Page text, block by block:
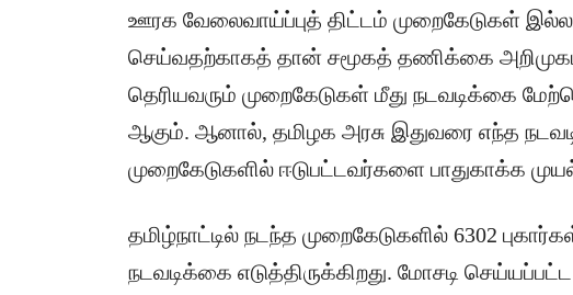
ஊரக வேலைவாய்ப்புத் திட்டம் முறைகேடுகள்
செய்வதற்காகத் தான் சமூகத் தணிக்கை
தெரியவரும் முறைகேடுகள் மீது நடவடிக்கை
ஆகும். ஆனால், தமிழக அரசு இதுவரை எந்த
முறைகேடுகளில் ஈடுபட்டவர்களை பாதுகாக்க
தமிழ்நாட்டில் நடந்த முறைகேடுகளில் 6302
நடவடிக்கை எடுத்திருக்கிறது. மோசடி